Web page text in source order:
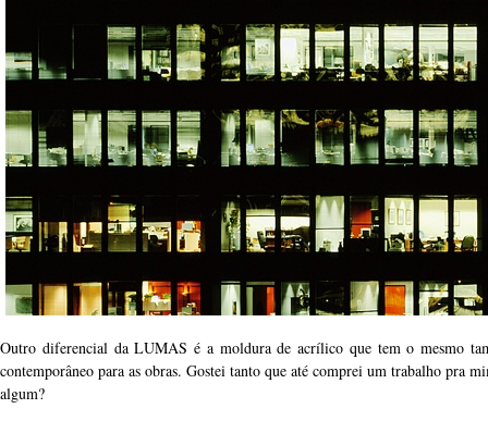
Outro diferencial da LUMAS é a moldura de acrílico que tem o mesmo
contemporâneo para as obras. Gostei tanto que até comprei um trabalho pra
algum?